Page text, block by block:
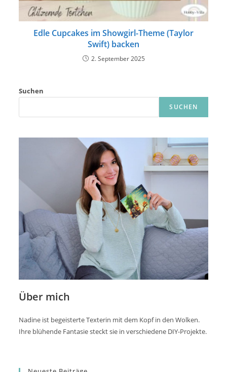
Edle Cupcakes im Showgirl-Theme (Taylor
Swift) backen
2. September 2025
Suchen
SUCHEN
Über mich
Nadine ist begeisterte Texterin mit dem Kopf in den Wolken.
Ihre blühende Fantasie steckt sie in verschiedene DIY-Projekte.